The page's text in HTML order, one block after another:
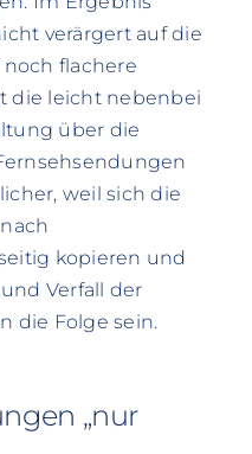
verärgert auf die
noch flachere
die leicht nebenbei
über die
weil sich die
kopieren und
Verfall der
die Folge sein.
„nur